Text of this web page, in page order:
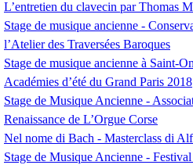
L’entretien du clavecin par Thomas
Stage de musique ancienne -
l’Atelier des Traversées Baroques
Stage de musique ancienne à Saint-
Académies d’été du Grand Paris 2018
Stage de Musique Ancienne -
Renaissance de L’Orgue Corse
Nel nome di Bach - Masterclass di
Stage de Musique Ancienne -